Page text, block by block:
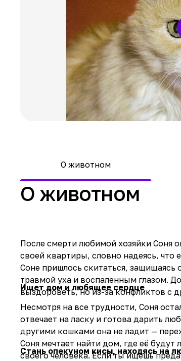
О животном
О животном
После смерти любимой хозяйки Соня
своей квартиры, словно надеясь,
Соне пришлось скитаться, защищаясь
травмой уха и воспаленным глазом.
выздороветь, но из-за конфликтов с
Ищет дом и любящее сердце
Несмотря на все трудности, Соня
отвечает на ласку и готова дарить
другими кошками она не ладит —
Соня мечтает найти дом, где её
своего человека. Если ты ищешь
Стань опекуном кисы, находясь на